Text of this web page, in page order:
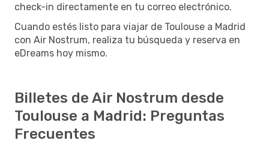
check-in directamente en tu correo electrónico.
Cuando estés listo para viajar de Toulouse a Madrid
con Air Nostrum, realiza tu búsqueda y reserva en
eDreams hoy mismo.
Billetes de Air Nostrum desde
Toulouse a Madrid: Preguntas
Frecuentes